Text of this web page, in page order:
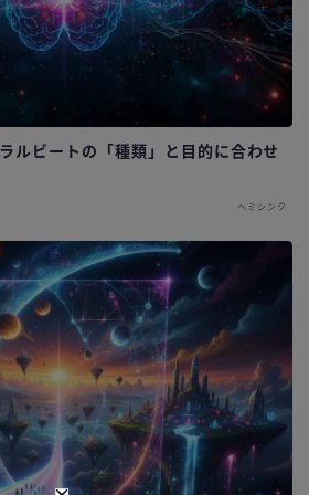
ルビートの「種類」と目的に合わせ
ヘミシンク